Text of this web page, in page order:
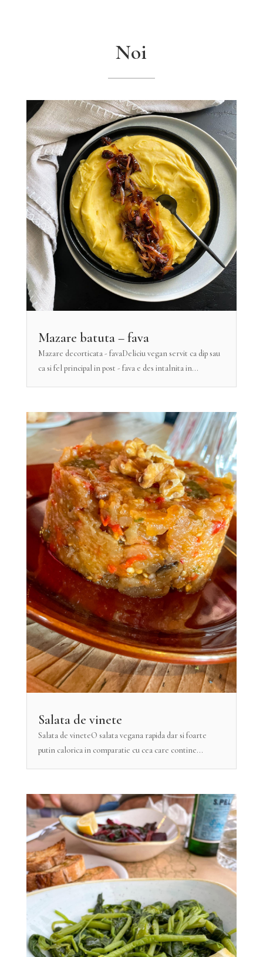
Noi
Mazare batuta – fava
Mazare decorticata - favaDeliciu vegan servit ca dip sau
ca si fel principal in post - fava e des intalnita in...
Salata de vinete
Salata de vineteO salata vegana rapida dar si foarte
putin calorica in comparatie cu cea care contine...